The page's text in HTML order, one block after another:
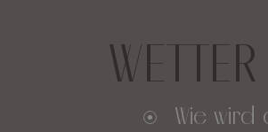
WETTER
Wie wird